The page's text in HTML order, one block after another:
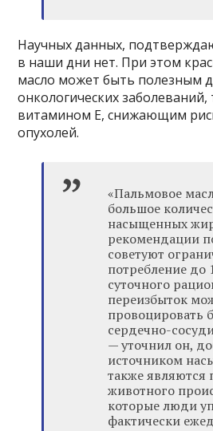
Научных данных,
в наши дни нет. При этом
масло может быть полезным
онкологических заболеваний,
витамином Е, снижающим
опухолей.
«Пальмовое
большое
насыщенных
рекомендации
советуют
потребление до
суточного
переизбыток
провоцировать
сердечно-
— уточнил он,
источником
также являются
животного
которые люди
фактически